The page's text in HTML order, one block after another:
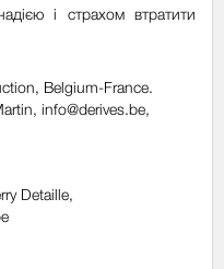
і страхом втратити
Belgium-France.
info@derives.be,
Detaille,